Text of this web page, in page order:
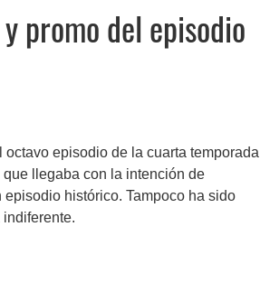
promo del episodio
octavo episodio de la cuarta temporada
llegaba con la intención de
histórico. Tampoco ha sido